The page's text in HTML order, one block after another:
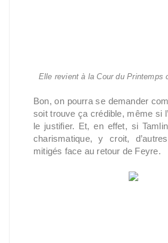
Elle revient à la Cour du Printemps
Bon, on pourra se demander
soit trouve ça crédible, même si
le justifier. Et, en effet, si
charismatique, y croit,
mitigés face au retour de Feyre.